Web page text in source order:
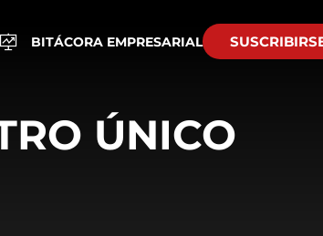
BITÁCORA EMPRESARIAL
ÚNICO